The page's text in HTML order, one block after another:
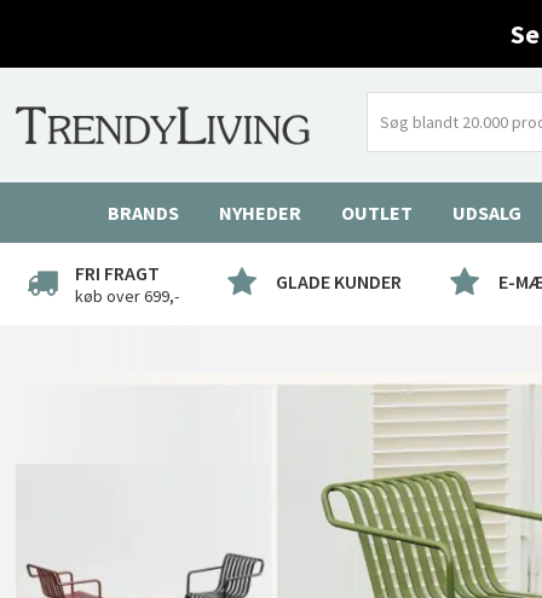
BRANDS NYHEDER OUTLET UDSALG
FRI FRAGT
køb over 699,-
GLADE KUNDER E-